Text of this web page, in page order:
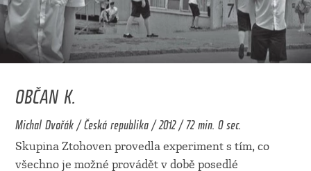
OBČAN K.
Michal Dvořák / Česká republika / 2012 / 72 min. 0 sec.
Skupina Ztohoven provedla experiment s tím, co
všechno je možné provádět v době posedlé